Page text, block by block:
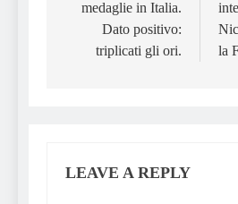
medaglie in Italia.
Dato positivo:
triplicati gli ori.
la
LEAVE A REPLY